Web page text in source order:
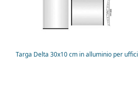
Targa Delta 30x10 cm in alluminio per uffici